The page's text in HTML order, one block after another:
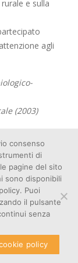
e sulla
agli
(2003)
consenso
di
pagine del sito
sono disponibili
Puoi
il pulsante
senza
policy